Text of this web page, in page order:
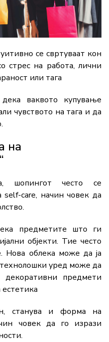
се свртуваат кон
стрес на работа, лични
или тага
дека ваквото купување
чувството на тага ида
на
шопинготчестосе
self-care, начинчовекда
предметите што ги
објекти. Тиечесто
Нова облека може даја
технолошки уред можеда
декоративни предмети
естетика
станува и форма на
човек да го изрази